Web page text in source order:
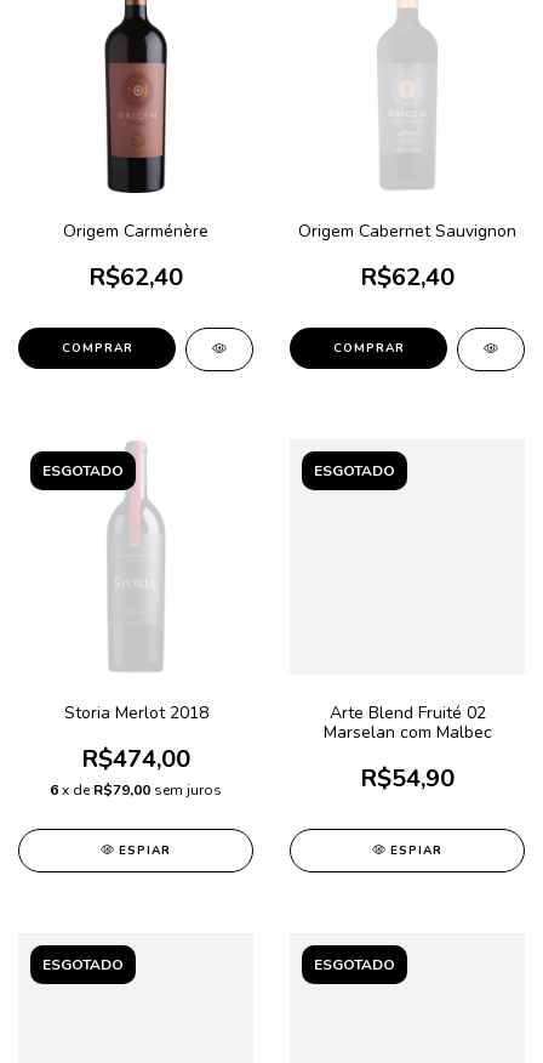
Origem Carménère
R$62,40
Origem Cabernet Sauvignon
R$62,40
ESGOTADO
Storia Merlot 2018
R$474,00
6x deR$79,00 sem juros
ESPIAR
ESGOTADO
Arte Blend Fruité 02
Marselan com Malbec
R$54,90
ESPIAR
ESGOTADO ESGOTADO